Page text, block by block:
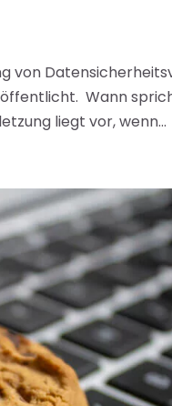
von
Wann
liegt vor, wenn...